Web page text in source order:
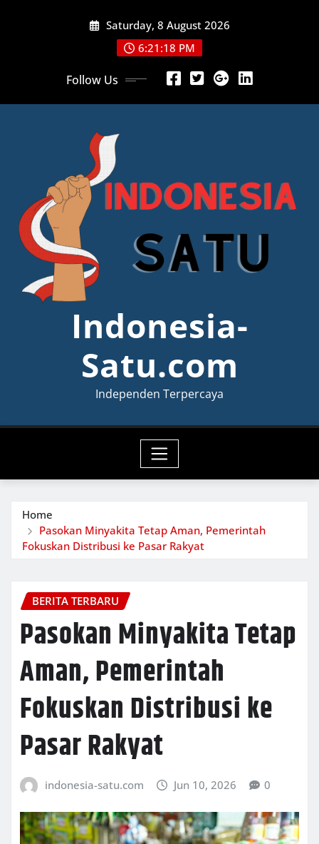
Saturday, 8 August 2026
6:21:19 PM
Follow Us
Indonesia-
Satu.com
Independen Terpercaya
Home
Pasokan Minyakita Tetap Aman, Pemerintah
Fokuskan Distribusi ke Pasar Rakyat
BERITA TERBARU
Pasokan Minyakita Tetap
Aman, Pemerintah
Fokuskan Distribusi ke
Pasar Rakyat
indonesia-satu.com Jun 10, 2026 0